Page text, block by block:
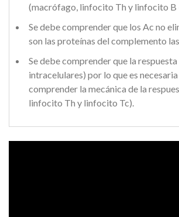
(macrófago, linfocito Th y linfocito B
Se debe comprender que los Ac no
son las proteínas del complemento
Se debe comprender que la
intracelulares) por lo que es
comprender la mecánica de la
linfocito Th y linfocito Tc).